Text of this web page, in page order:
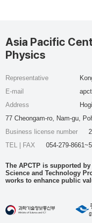
Asia Pacific
Physics
Representative
E-mail
Address
77 Cheongam-ro, Nam-gu,
Business license number
TEL | FAX
054-279-
The APCTP is supported
Science and Technology
works to enhance public